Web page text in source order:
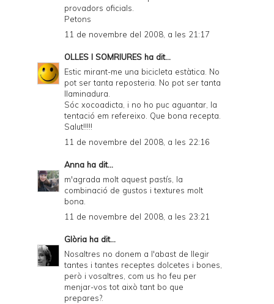
provadors oficials.
Petons
11 de novembre del 2008, a les 21:17
OLLES I SOMRIURES ha dit...
Estic mirant-me una bicicleta estàtica. No
pot ser tanta reposteria. No pot ser tanta
llaminadura.
Sóc xocoadicta, i no ho puc aguantar, la
tentació em refereixo. Que bona recepta.
Salut!!!!!
11 de novembre del 2008, a les 22:16
Anna ha dit...
m'agrada molt aquest pastís, la
combinació de gustos i textures molt
bona.
11 de novembre del 2008, a les 23:21
Glòria ha dit...
Nosaltres no donem a l'abast de llegir
tantes i tantes receptes dolcetes i bones,
però i vosaltres, com us ho feu per
menjar-vos tot això tant bo que
prepares?.